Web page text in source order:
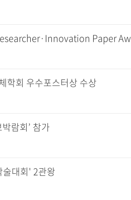
Paper
학회 우수포스터상 수상
람회’ 참가
대회' 2관왕